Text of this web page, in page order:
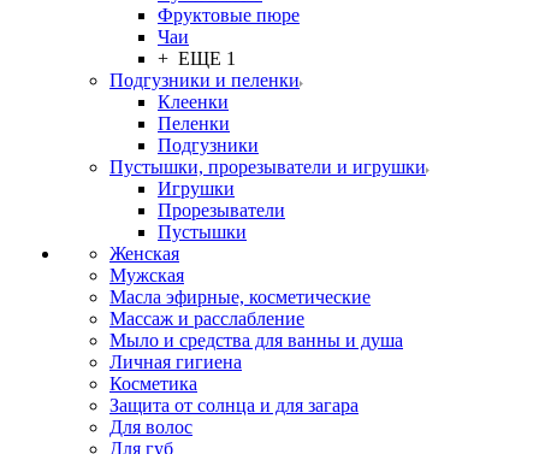
Фруктовые пюре
Чаи
+ ЕЩЕ 1
Подгузники и пеленки
Клеенки
Пеленки
Подгузники
Пустышки, прорезыватели и игрушки
Игрушки
Прорезыватели
Пустышки
Женская
Мужская
Масла эфирные, косметические
Массаж и расслабление
Мыло и средства для ванны и душа
Личная гигиена
Косметика
Защита от солнца и для загара
Для волос
Для губ